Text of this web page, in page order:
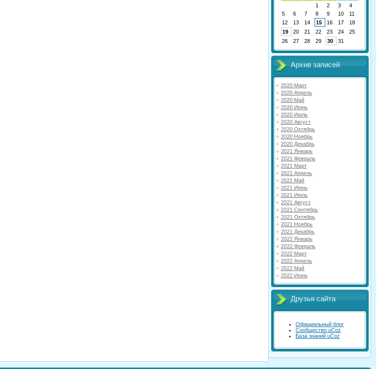
1
2 3
4
5
6 7 8 9 10
11
12
13 14 15 16 17
18
19
20 21 22 23 24
25
26
27 28 29 30 31
Архив записей
2020 Март
2020 Апрель
2020 Май
2020 Июнь
2020 Июль
2020 Август
2020 Октябрь
2020 Ноябрь
2020 Декабрь
2021 Январь
2021 Февраль
2021 Март
2021 Апрель
2021 Май
2021 Июнь
2021 Июль
2021 Август
2021 Сентябрь
2021 Октябрь
2021 Ноябрь
2021 Декабрь
2022 Январь
2022 Февраль
2022 Март
2022 Апрель
2022 Май
2022 Июнь
Друзья сайта
Официальный блог
Сообщество uCoz
База знаний uCoz